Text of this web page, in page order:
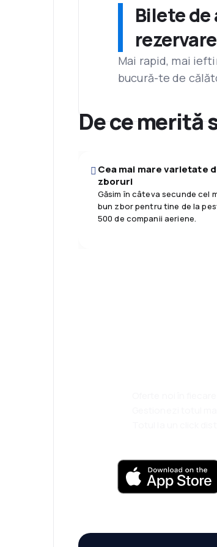
Bilete
Mai rapid, mai
bucură-te de
De ce merită
Cea mai mare varietate
zboruri
Găsim în câteva secunde cel
bun zbor pentru tine de la
500 de companii aeriene.